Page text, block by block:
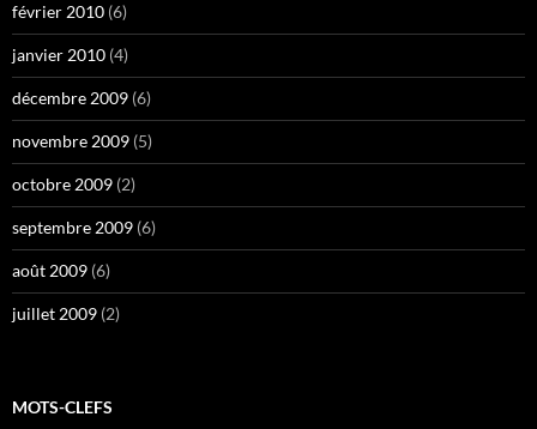
février 2010 (6)
janvier 2010 (4)
décembre 2009 (6)
novembre 2009 (5)
octobre 2009 (2)
septembre 2009 (6)
août 2009 (6)
juillet 2009 (2)
MOTS-CLEFS